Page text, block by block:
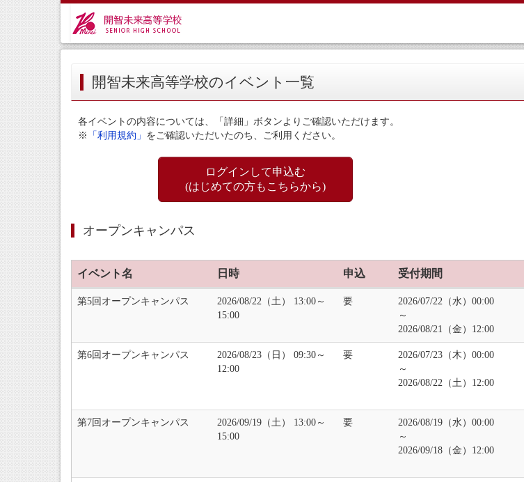
開智未来高等学校のイベント一覧
各イベントの内容については、「詳細」ボタンよりご確認いただけます。
※
「利用規約」 をご確認いただいたのち、ご利用ください。
ログインして申込む
(はじめての方もこちらから)
オープンキャンパス
イベント名 日時 申込 受付期間
第5回オープンキャンパス
2026/08/22（土） 13:00～
15:00
要
2026/07/22（水）00:00
～
2026/08/21（金）12:00
第6回オープンキャンパス
2026/08/23（日） 09:30～
12:00
要
2026/07/23（木）00:00
～
2026/08/22（土）12:00
第7回オープンキャンパス
2026/09/19（土） 13:00～
15:00
要
2026/08/19（水）00:00
～
2026/09/18（金）12:00